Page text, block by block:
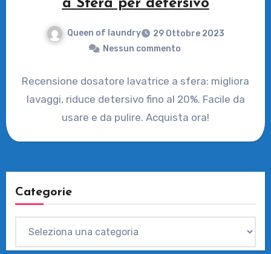
a Sfera per detersivo
Queen of laundry
29 Ottobre 2023
Nessun commento
Recensione dosatore lavatrice a sfera: migliora
lavaggi, riduce detersivo fino al 20%. Facile da
usare e da pulire. Acquista ora!
Categorie